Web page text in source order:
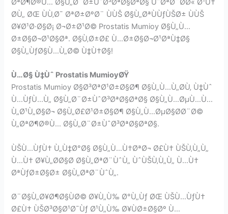
ØªØ¶Ø®Ù… Ø§Ù„Ø¨Ø±ÙˆØ³ØªØ§ØªØ§ ÙˆØªØ¨Ø­Ø« Ø¹Ù†
Ø­Ù„ ØŒ ÙÙ‚Ø¯ ØªØ±ØºØ¨ ÙÙŠ Ø§Ù„ØªÙÙƒÙŠØ± ÙÙŠ
Ø¥Ø¹Ø·Ø§Ø¡ Ø¬Ø±Ø¹Ø© Prostatis Mumioy Ø§Ù„Ù…
Ø±Ø§Ø¬Ø¹Ø§Øª. Ø§Ù‚Ø±Ø£ Ù…Ø±Ø§Ø¬Ø¹ØªÙ‡Ø§
Ø§Ù„ÙƒØ§Ù…Ù„Ø© Ù‡Ù†Ø§!
Ù…Ø§ Ù‡Ùˆ Prostatis MumioyØŸ
Prostatis Mumioy Ø§Ø³ØªØ¹Ø±Ø§Ø¶ Ø§Ù„Ù…Ù„Ø­Ù‚ Ù‡Ùˆ
Ù…ÙƒÙ…Ù„ Ø§Ù„Ø¨Ø±ÙˆØ³ØªØ§ØªØ§ Ø§Ù„Ù…ØµÙ…Ù…
Ù„Ø¹Ù„Ø§Ø¬ Ø§Ù„Ø£Ø¹Ø±Ø§Ø¶ Ø§Ù„Ù…ØµØ§Ø­Ø¨Ø©
Ù„ØªØ¶Ø®Ù… Ø§Ù„Ø¨Ø±ÙˆØ³ØªØ§ØªØ§.
ÙŠÙ…ÙƒÙ† Ù„Ù‡Ø°Ø§ Ø§Ù„Ù…Ù†ØªØ¬ Ø£Ù† ÙŠÙ‚Ù„Ù„
Ù…Ù† Ø¥Ù„Ø­Ø§Ø­ Ø§Ù„ØªØ¨ÙˆÙ„ ÙˆÙŠÙ‚Ù„Ù„ Ù…Ù†
ØªÙƒØ±Ø§Ø± Ø§Ù„ØªØ¨ÙˆÙ„.
Ø¨Ø§Ù„Ø¥Ø¶Ø§ÙØ© Ø¥Ù„Ù‰ Ø°Ù„Ùƒ ØŒ ÙŠÙ…ÙƒÙ†
Ø£Ù† ÙŠØ³Ø§Ø¹Ø¯Ùƒ Ø¹Ù„Ù‰ Ø¥ÙØ±Ø§Øº Ù…